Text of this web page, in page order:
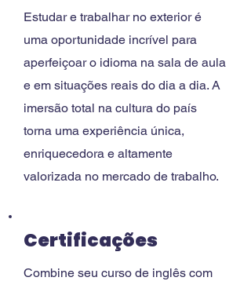
Estudar e trabalhar no exterior é
uma oportunidade incrível para
aperfeiçoar o idioma na sala de aula
e em situações reais do dia a dia. A
imersão total na cultura do país
torna uma experiência única,
enriquecedora e altamente
valorizada no mercado de trabalho.
Certificações
Combine seu curso de inglês com